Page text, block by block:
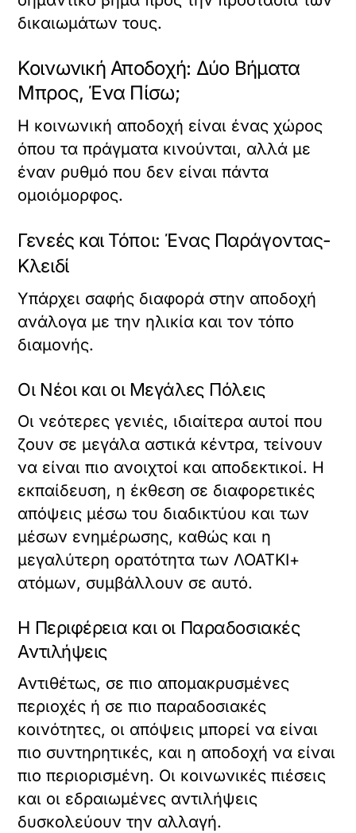
δικαιωμάτων τους.
Κοινωνική Αποδοχή: Δύο Βήματα
Μπρος, Ένα Πίσω;
Η κοινωνική αποδοχή είναι ένας χώρος
όπου τα πράγματα κινούνται, αλλά με
έναν ρυθμό που δεν είναι πάντα
ομοιόμορφος.
Γενεές και Τόποι: Ένας Παράγοντας-
Κλειδί
Υπάρχει σαφής διαφορά στην αποδοχή
ανάλογα με την ηλικία και τον τόπο
διαμονής.
Οι Νέοι και οι Μεγάλες Πόλεις
Οι νεότερες γενιές, ιδιαίτερα αυτοί που
ζουν σε μεγάλα αστικά κέντρα, τείνουν
να είναι πιο ανοιχτοί και αποδεκτικοί. Η
εκπαίδευση, η έκθεση σε διαφορετικές
απόψεις μέσω του διαδικτύου και των
μέσων ενημέρωσης, καθώς και η
μεγαλύτερη ορατότητα των ΛΟΑΤΚΙ+
ατόμων, συμβάλλουν σε αυτό.
Η Περιφέρεια και οι Παραδοσιακές
Αντιλήψεις
Αντιθέτως, σε πιο απομακρυσμένες
περιοχές ή σε πιο παραδοσιακές
κοινότητες, οι απόψεις μπορεί να είναι
πιο συντηρητικές, και η αποδοχή να είναι
πιο περιορισμένη. Οι κοινωνικές πιέσεις
και οι εδραιωμένες αντιλήψεις
δυσκολεύουν την αλλαγή.